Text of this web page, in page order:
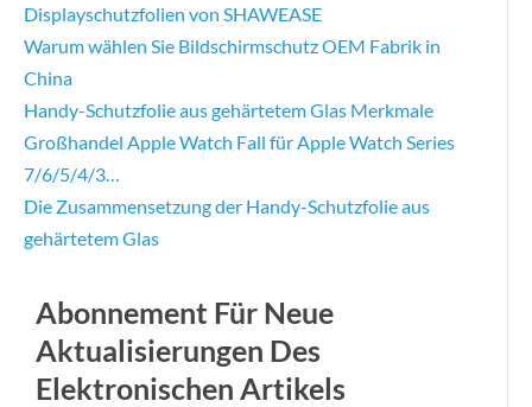
Displayschutzfolien von SHAWEASE
Warum wählen Sie Bildschirmschutz OEM Fabrik in
China
Handy-Schutzfolie aus gehärtetem Glas Merkmale
Großhandel Apple Watch Fall für Apple Watch Series
7/6/5/4/3…
Die Zusammensetzung der Handy-Schutzfolie aus
gehärtetem Glas
Abonnement Für Neue
Aktualisierungen Des
Elektronischen Artikels